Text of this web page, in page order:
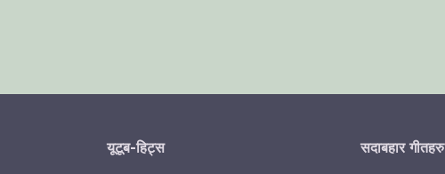
यूटूब-हिट्स सदाबहार गीतहरु